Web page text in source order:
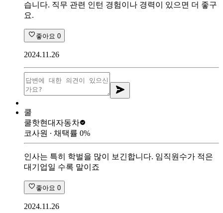
습니다. 직무 관련 인턴 경험이나 경력이 있으면 더 좋구
요.
좋아요 0
2024.11.26
쿨
쿨핫현대자동차
코사원 ∙ 채택률 0%
인사는 특히 학벌을 많이 보긴합니다. 임직원수가 적은
대기업일 수록 말이죠
좋아요 0
2024.11.26